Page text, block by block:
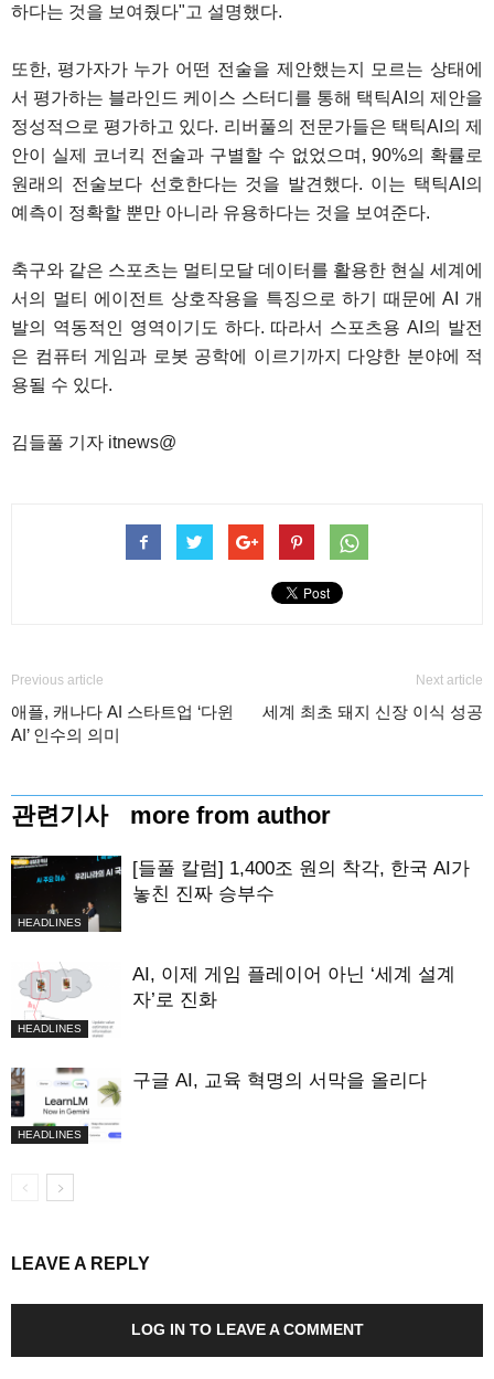
하다는 것을 보여줬다"고 설명했다.
또한, 평가자가 누가 어떤 전술을 제안했는지 모르는 상태에
서 평가하는 블라인드 케이스 스터디를 통해 택틱AI의 제안을
정성적으로 평가하고 있다. 리버풀의 전문가들은 택틱AI의 제
안이 실제 코너킥 전술과 구별할 수 없었으며, 90%의 확률로
원래의 전술보다 선호한다는 것을 발견했다. 이는 택틱AI의
예측이 정확할 뿐만 아니라 유용하다는 것을 보여준다.
축구와 같은 스포츠는 멀티모달 데이터를 활용한 현실 세계에
서의 멀티 에이전트 상호작용을 특징으로 하기 때문에 AI 개
발의 역동적인 영역이기도 하다. 따라서 스포츠용 AI의 발전
은 컴퓨터 게임과 로봇 공학에 이르기까지 다양한 분야에 적
용될 수 있다.
김들풀 기자 itnews@
Previous article
애플, 캐나다 AI 스타트업 ‘다윈
AI’ 인수의 의미
Next article
세계 최초 돼지 신장 이식 성공
관련기사 more from author
HEADLINES
[들풀 칼럼] 1,400조 원의 착각, 한국 AI가
놓친 진짜 승부수
HEADLINES
AI, 이제 게임 플레이어 아닌 ‘세계 설계
자’로 진화
HEADLINES
구글 AI, 교육 혁명의 서막을 올리다
LEAVE A REPLY
LOG IN TO LEAVE A COMMENT